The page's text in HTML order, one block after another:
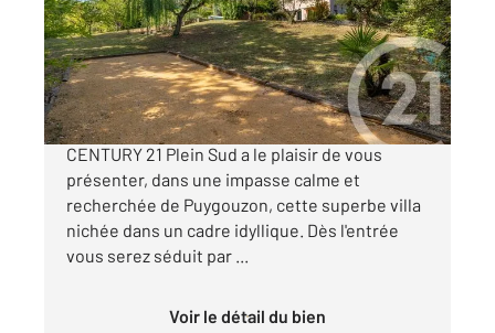
Maison à vendre
479 000 €
Bien rare sur le secteur ! Votre agence
CENTURY 21 Plein Sud a le plaisir de vous
présenter, dans une impasse calme et
recherchée de Puygouzon, cette superbe villa
nichée dans un cadre idyllique. Dès l'entrée
vous serez séduit par ...
Voir le détail du bien